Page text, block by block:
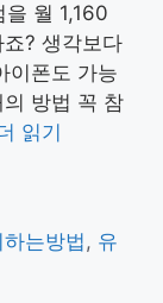
월 1,160
? 생각보다
이폰도 가능
방법 꼭 참
읽기
하는방법 , 유